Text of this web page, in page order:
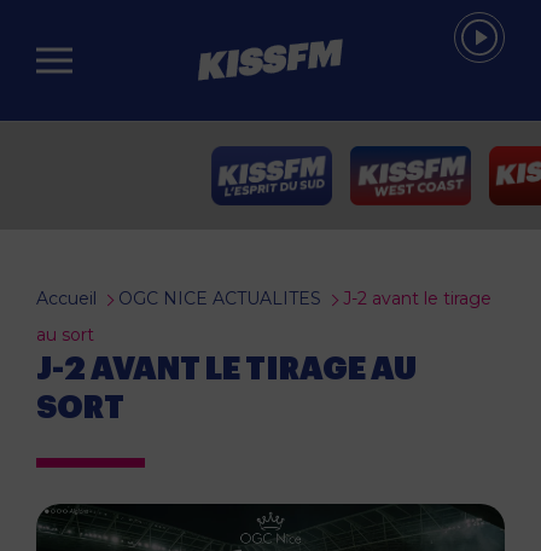
Passer au contenu principal
Accueil OGC NICE ACTUALITES
J-2 avant le tirage
au sort
J-2 AVANT LE TIRAGE AU
SORT